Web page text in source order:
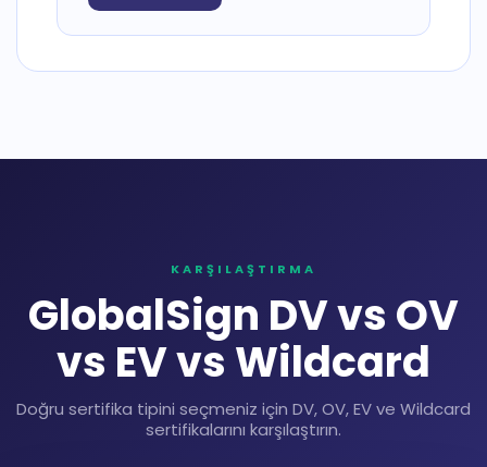
KARŞILAŞTIRMA
GlobalSign DV vs OV
vs EV vs Wildcard
Doğru sertifika tipini seçmeniz için DV, OV, EV ve Wildcard
sertifikalarını karşılaştırın.